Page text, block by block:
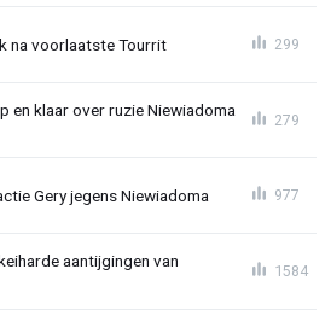
na voorlaatste Tourrit 299
en klaar over ruzie Niewiadoma
279
Gery jegens Niewiadoma 977
aantijgingen van
1584